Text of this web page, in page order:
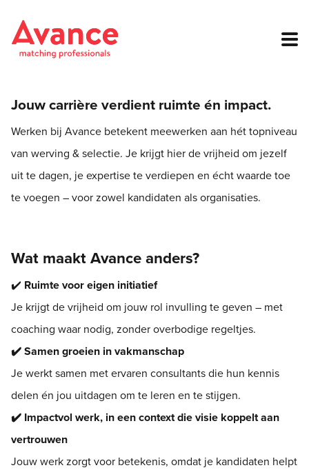
Jouw carrière verdient ruimte én impact.
Werken bij Avance betekent meewerken aan hét topniveau
van werving & selectie. Je krijgt hier de vrijheid om jezelf
uit te dagen, je expertise te verdiepen en écht waarde toe
te voegen – voor zowel kandidaten als organisaties.
Wat maakt Avance anders?
✔️ Ruimte voor eigen initiatief
Je krijgt de vrijheid om jouw rol invulling te geven – met
coaching waar nodig, zonder overbodige regeltjes.
✔️ Samen groeien in vakmanschap
Je werkt samen met ervaren consultants die hun kennis
delen én jou uitdagen om te leren en te stijgen.
✔️ Impactvol werk, in een context die visie koppelt aan
vertrouwen
Jouw werk zorgt voor betekenis, omdat je kandidaten helpt